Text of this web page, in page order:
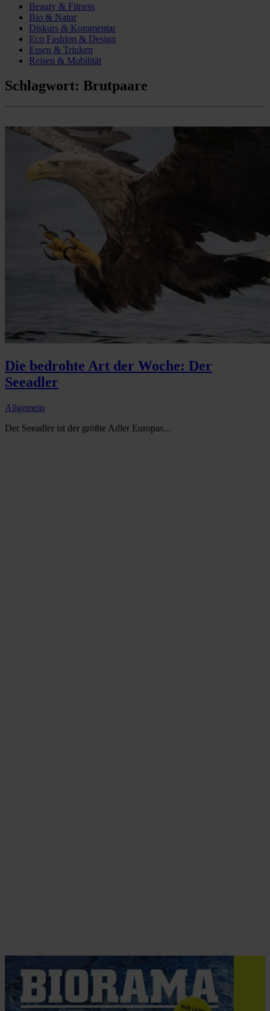
Beauty & Fitness
Bio & Natur
Diskurs & Kommentar
Eco Fashion & Design
Essen & Trinken
Reisen & Mobilität
Schlagwort: Brutpaare
Die bedrohte Art der Woche: Der
Seeadler
Allgemein
Der Seeadler ist der größte Adler Europas...